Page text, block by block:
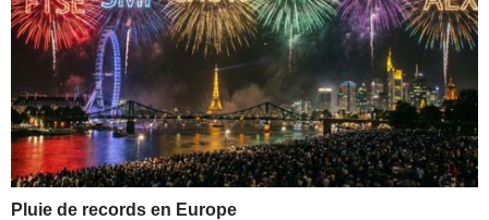
Pluie de records en Europe